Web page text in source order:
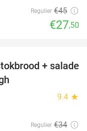
Regulier €45
€27,50
44%
+ salade
9.4 star
Regulier €34